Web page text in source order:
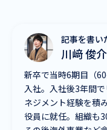
記事を書い
川﨑 俊介
新卒で当時6期目（
入社。入社後3年間
ネジメント経験を積
役員に就任。組織も